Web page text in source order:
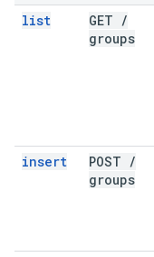
list
GET /
groups
insert POST /
groups